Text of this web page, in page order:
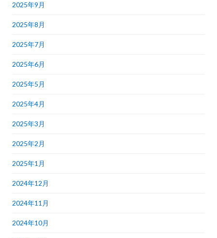
2025年9月
2025年8月
2025年7月
2025年6月
2025年5月
2025年4月
2025年3月
2025年2月
2025年1月
2024年12月
2024年11月
2024年10月